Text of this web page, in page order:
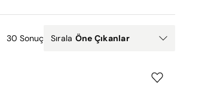
30 Sonuç Sırala Öne Çıkanlar